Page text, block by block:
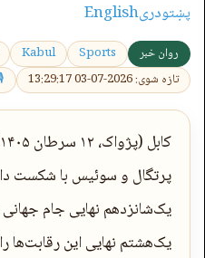
پښتودریEnglish
روان خبر Sports
Kabul
تازه شوی: 2026-07-03 13:29:17
پرتگال و سوئیس با شکست
یک‌هشتم نهایی این رقابت‌ها